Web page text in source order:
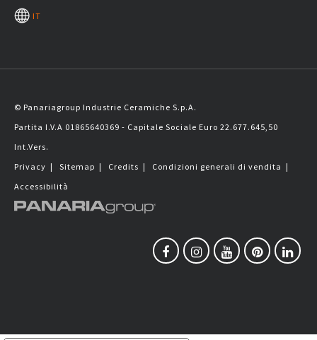
IT
© Panariagroup Industrie Ceramiche S.p.A.
Partita I.V.A 01865640369 - Capitale Sociale Euro 22.677.645,50
Int.Vers.
Privacy | Sitemap | Credits | Condizioni generali di vendita |
Accessibilità